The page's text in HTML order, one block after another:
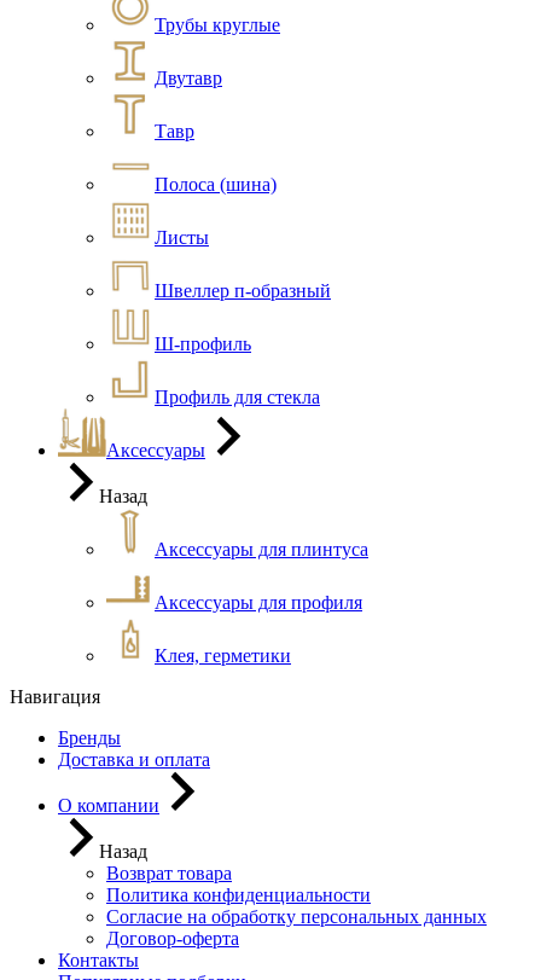
Трубы круглые
Двутавр
Тавр
Полоса (шина)
Листы
Швеллер п-образный
Ш-профиль
Профиль для стекла
Аксессуары
Назад
Аксессуары для плинтуса
Аксессуары для профиля
Клея, герметики
Навигация
Бренды
Доставка и оплата
О компании
Назад
Возврат товара
Политика конфиденциальности
Согласие на обработку персональных данных
Договор-оферта
Контакты